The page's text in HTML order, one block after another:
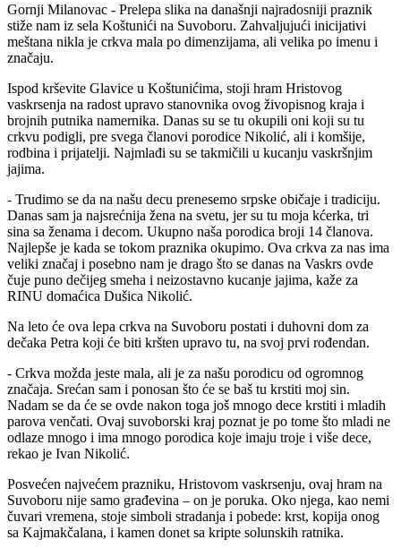
Gornji Milanovac - Prelepa slika na današnji najradosniji praznik
stiže nam iz sela Koštunići na Suvoboru. Zahvaljujući inicijativi
meštana nikla je crkva mala po dimenzijama, ali velika po imenu i
značaju.
Ispod krševite Glavice u Koštunićima, stoji hram Hristovog
vaskrsenja na radost upravo stanovnika ovog živopisnog kraja i
brojnih putnika namernika. Danas su se tu okupili oni koji su tu
crkvu podigli, pre svega članovi porodice Nikolić, ali i komšije,
rodbina i prijatelji. Najmlađi su se takmičili u kucanju vaskršnjim
jajima.
- Trudimo se da na našu decu prenesemo srpske običaje i tradiciju.
Danas sam ja najsrećnija žena na svetu, jer su tu moja kćerka, tri
sina sa ženama i decom. Ukupno naša porodica broji 14 članova.
Najlepše je kada se tokom praznika okupimo. Ova crkva za nas ima
veliki značaj i posebno nam je drago što se danas na Vaskrs ovde
čuje puno dečijeg smeha i neizostavno kucanje jajima, kaže za
RINU domaćica Dušica Nikolić.
Na leto će ova lepa crkva na Suvoboru postati i duhovni dom za
dečaka Petra koji će biti kršten upravo tu, na svoj prvi rođendan.
- Crkva možda jeste mala, ali je za našu porodicu od ogromnog
značaja. Srećan sam i ponosan što će se baš tu krstiti moj sin.
Nadam se da će se ovde nakon toga još mnogo dece krstiti i mladih
parova venčati. Ovaj suvoborski kraj poznat je po tome što mladi ne
odlaze mnogo i ima mnogo porodica koje imaju troje i više dece,
rekao je Ivan Nikolić.
Posvećen najvećem prazniku, Hristovom vaskrsenju, ovaj hram na
Suvoboru nije samo građevina – on je poruka. Oko njega, kao nemi
čuvari vremena, stoje simboli stradanja i pobede: krst, kopija onog
sa Kajmakčalana, i kamen donet sa kripte solunskih ratnika.